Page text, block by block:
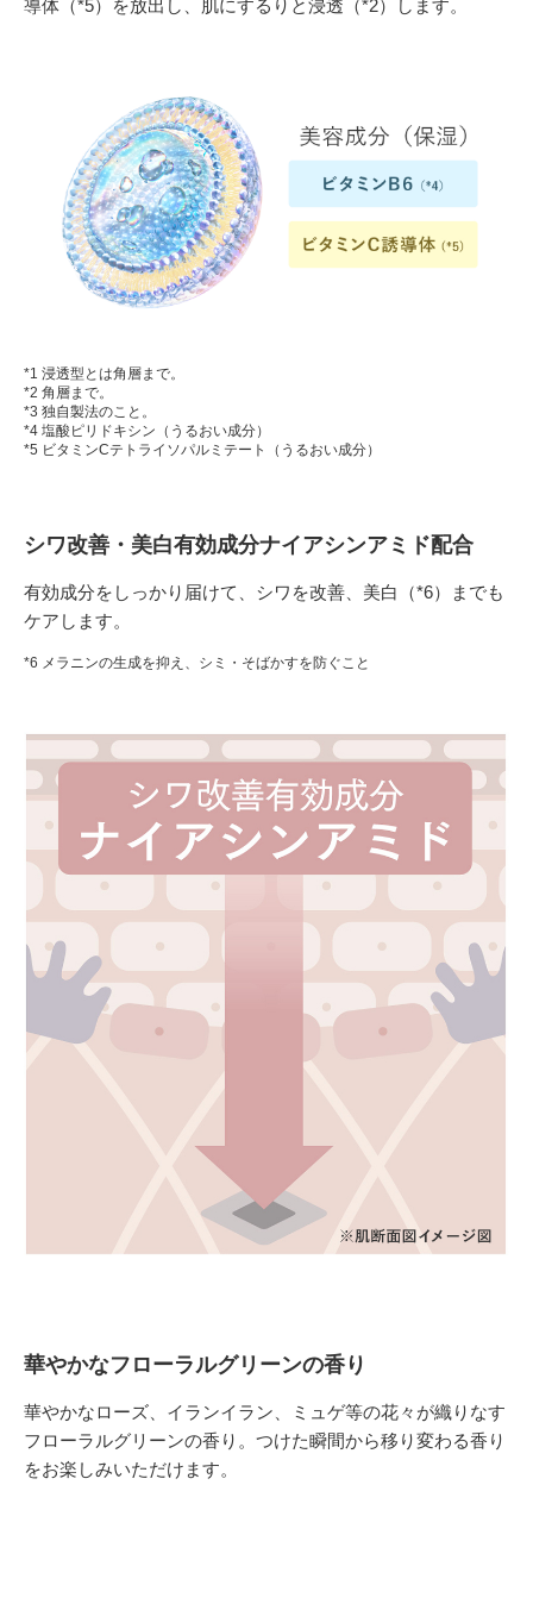
導体（*5）を放出し、肌にするりと浸透（*2）します。
*1 浸透型とは角層まで。
*2 角層まで。
*3 独自製法のこと。
*4 塩酸ピリドキシン（うるおい成分）
*5 ビタミンCテトライソパルミテート（うるおい成分）
シワ改善・美白有効成分ナイアシンアミド配合
有効成分をしっかり届けて、シワを改善、美白（*6）までも
ケアします。
*6 メラニンの生成を抑え、シミ・そばかすを防ぐこと
華やかなフローラルグリーンの香り
華やかなローズ、イランイラン、ミュゲ等の花々が織りなす
フローラルグリーンの香り。つけた瞬間から移り変わる香り
をお楽しみいただけます。